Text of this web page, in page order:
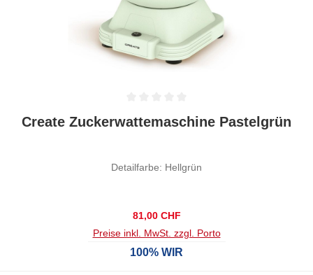
Durchschnittliche Bewertung von 0 von 5 Sternen
Create Zuckerwattemaschine Pastelgrün
Detailfarbe: Hellgrün
Regulärer Preis:
81,00 CHF
Preise inkl. MwSt. zzgl. Porto
100% WIR